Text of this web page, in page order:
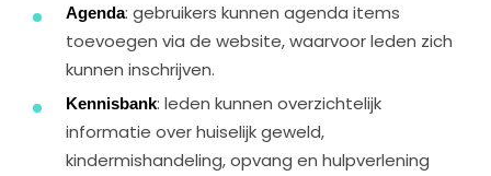
Agenda: gebruikers kunnen agenda items
toevoegen via de website, waarvoor leden zich
kunnen inschrijven.
Kennisbank: leden kunnen overzichtelijk
informatie over huiselijk geweld,
kindermishandeling, opvang en hulpverlening